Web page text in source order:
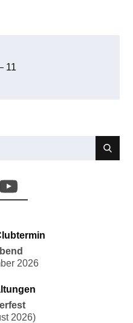
11
YouTube
2026
2026)